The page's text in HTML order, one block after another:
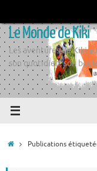
contenu
Le Monde de Kiki
Les aventures de Kiki
son quotidien, son
AccueilPublications